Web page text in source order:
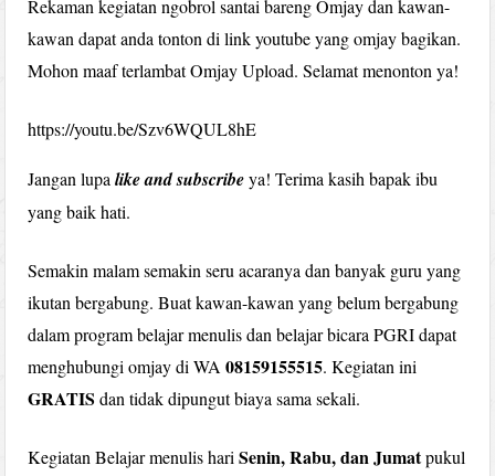
Rekaman kegiatan ngobrol santai bareng Omjay dan kawan-
kawan dapat anda tonton di link youtube yang omjay bagikan.
Mohon maaf terlambat Omjay Upload. Selamat menonton ya!
https://youtu.be/Szv6WQUL8hE
Jangan lupalike and subscribeya! Terima kasih bapak ibu
yang baik hati.
Semakin malam semakin seru acaranya dan banyak guru yang
ikutan bergabung. Buat kawan-kawan yang belum bergabung
dalam program belajar menulis dan belajar bicara PGRI dapat
menghubungi omjay di WA08159155515. Kegiatan ini
GRATIS dan tidak dipungut biaya sama sekali.
Kegiatan Belajar menulis hariSenin, Rabu, dan Jumatpukul